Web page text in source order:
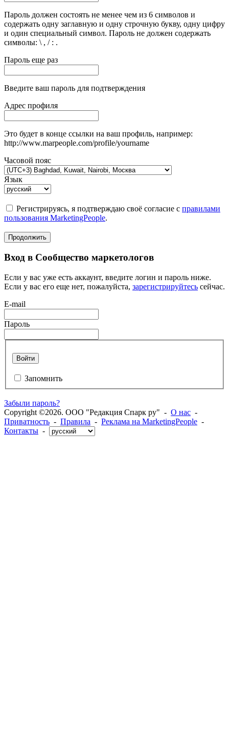
Пароль должен состоять не менее чем из 6 символов и
содержать одну заглавную и одну строчную букву, одну цифру
и один специальный символ. Пароль не должен содержать
символы: \ , / : .
Пароль еще раз
Введите ваш пароль для подтверждения
Адрес профиля
Это будет в конце ссылки на ваш профиль, например:
http://www.marpeople.com/profile/yourname
Часовой пояс
Язык
Регистрируясь, я подтверждаю своё согласие с правилами
пользования MarketingPeople.
Продолжить
Вход в Сообщество маркетологов
Если у вас уже есть аккаунт, введите логин и пароль ниже.
Если у вас его еще нет, пожалуйста, зарегистрируйтесь сейчас.
E-mail
Пароль
Войти
Запомнить
Забыли пароль?
Copyright ©2026. ООО "Редакция Спарк ру" - О нас -
Приватность - Правила - Реклама на MarketingPeople -
Контакты -